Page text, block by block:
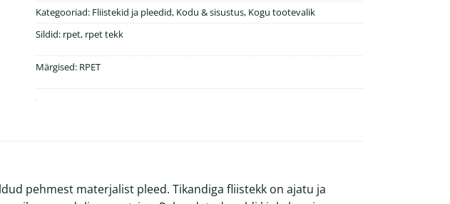
Kategooriad: Fliistekid ja pleedid, Kodu & sisustus, Kogu tootevalik
Sildid: rpet, rpet tekk
Märgised: RPET
pehmest materjalist pleed. Tikandiga fliistekk on ajatu ja